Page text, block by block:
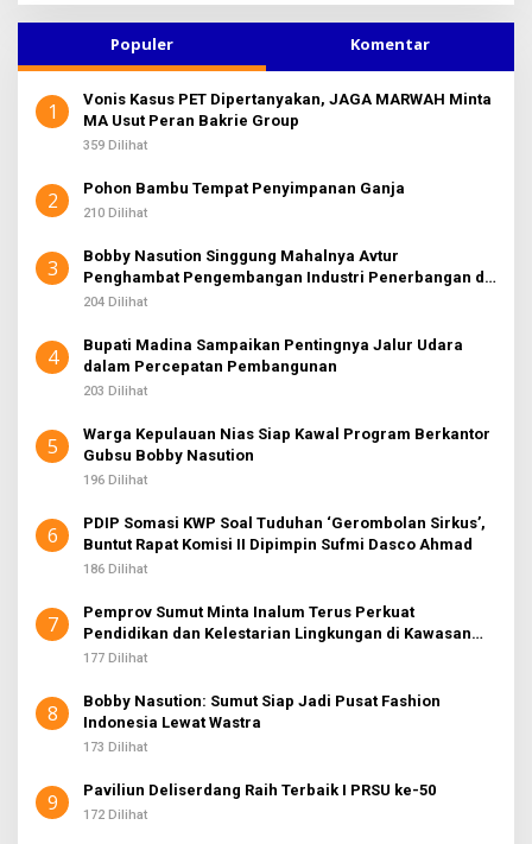
i
n
u
k
Populer Komentar
1
Vonis Kasus PET Dipertanyakan, JAGA MARWAH Minta
MA Usut Peran Bakrie Group
359 Dilihat
2 Pohon Bambu Tempat Penyimpanan Ganja
210 Dilihat
3
Bobby Nasution Singgung Mahalnya Avtur
Penghambat Pengembangan Industri Penerbangan di
Sumut
204 Dilihat
4
Bupati Madina Sampaikan Pentingnya Jalur Udara
dalam Percepatan Pembangunan
203 Dilihat
5
Warga Kepulauan Nias Siap Kawal Program Berkantor
Gubsu Bobby Nasution
196 Dilihat
6
PDIP Somasi KWP Soal Tuduhan ‘Gerombolan Sirkus’,
Buntut Rapat Komisi II Dipimpin Sufmi Dasco Ahmad
186 Dilihat
7
Pemprov Sumut Minta Inalum Terus Perkuat
Pendidikan dan Kelestarian Lingkungan di Kawasan
Danau Toba
177 Dilihat
8
Bobby Nasution: Sumut Siap Jadi Pusat Fashion
Indonesia Lewat Wastra
173 Dilihat
9 Paviliun Deliserdang Raih Terbaik I PRSU ke-50
172 Dilihat